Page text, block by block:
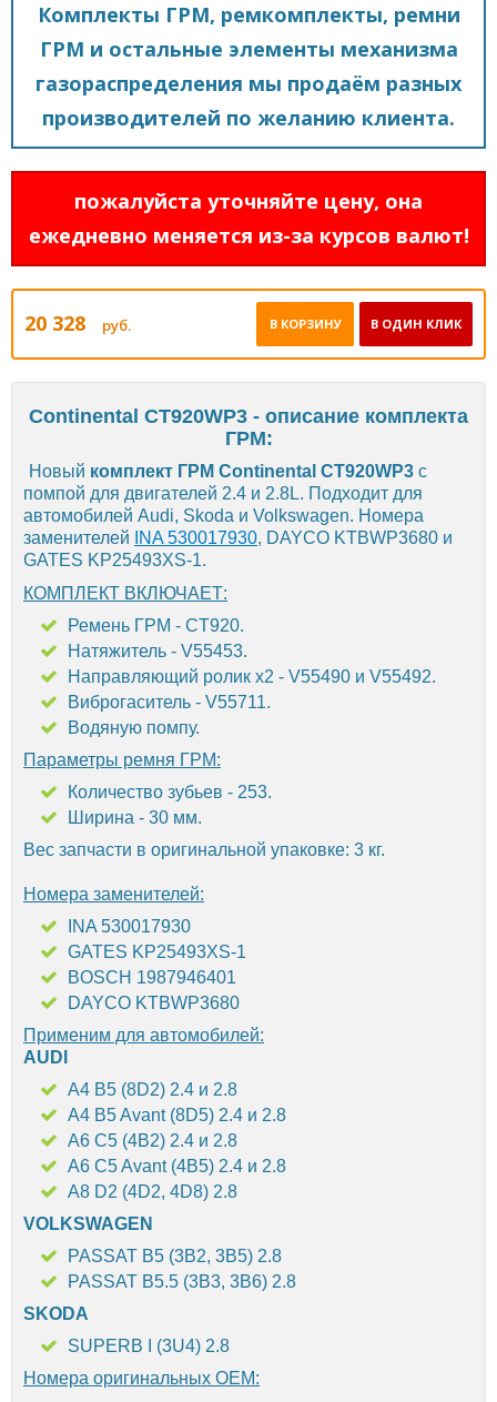
Комплекты ГРМ, ремкомплекты, ремни
ГРМ и остальные элементы механизма
газораспределения мы продаём разных
производителей по желанию клиента.
пожалуйста уточняйте цену, она
ежедневно меняется из-за курсов валют!
20 328 руб. В ОДИН КЛИК
В КОРЗИНУ
Continental CT920WP3 - описание комплекта
ГРМ:
Новый комплект ГРМ Continental CT920WP3 с
помпой для двигателей 2.4 и 2.8L. Подходит для
автомобилей Audi, Skoda и Volkswagen. Номера
заменителей
INA 530017930, DAYCO KTBWP3680 и
GATES KP25493XS-1.
КОМПЛЕКТ ВКЛЮЧАЕТ:
Ремень ГРМ - CT920.
Натяжитель - V55453.
Направляющий ролик х2 - V55490 и V55492.
Виброгаситель - V55711.
Водяную помпу.
Параметры ремня ГРМ:
Количество зубьев - 253.
Ширина - 30 мм.
Вес запчасти в оригинальной упаковке: 3 кг.
Номера заменителей:
INA 530017930
GATES KP25493XS-1
BOSCH 1987946401
DAYCO KTBWP3680
Применим для автомобилей:
AUDI
A4 B5 (8D2) 2.4 и 2.8
A4 B5 Avant (8D5) 2.4 и 2.8
A6 C5 (4B2) 2.4 и 2.8
A6 C5 Avant (4B5) 2.4 и 2.8
A8 D2 (4D2, 4D8) 2.8
VOLKSWAGEN
PASSAT B5 (3B2, 3B5) 2.8
PASSAT B5.5 (3B3, 3B6) 2.8
SKODA
SUPERB I (3U4) 2.8
Номера оригинальных OEM: